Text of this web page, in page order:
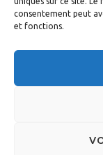
consentement peut
et fonctions.
© 2026